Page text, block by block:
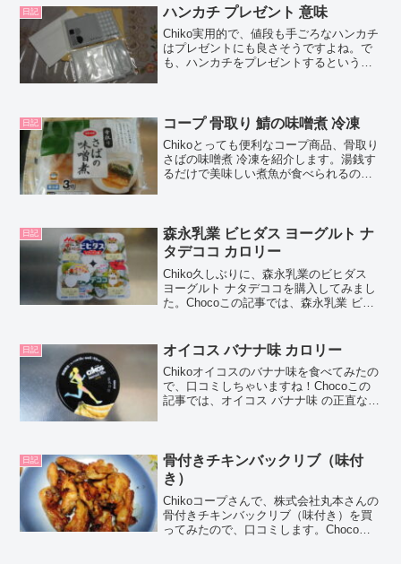
日記 ハンカチ プレゼント 意味
Chiko実用的で、値段も手ごろなハンカチ
はプレゼントにも良さそうですよね。で
も、ハンカチをプレゼントするというこ
商品について紹介...
日記 コープ 骨取り 鯖の味噌煮 冷凍
Chikoとっても便利なコープ商品、骨取り
さばの味噌煮 冷凍を紹介します。湯銭す
るだけで美味しい煮魚が食べられるの
口コミやカ...
日記
森永乳業 ビヒダス ヨーグルト ナ
タデココ カロリー
Chiko久しぶりに、森永乳業のビヒダス
ヨーグルト ナタデココを購入してみまし
た。Chocoこの記事では、森永乳業 ビヒ
紹介するよ！お買い得アイテムが大集
合！買う...
日記 オイコス バナナ味 カロリー
Chikoオイコスのバナナ味を食べてみたの
で、口コミしちゃいますね！Chocoこの
記事では、オイコス バナナ味 の正直な口
バナナ味...
日記
骨付きチキンバックリブ（味付
き）
Chikoコープさんで、株式会社丸本さんの
骨付きチキンバックリブ（味付き）を買
ってみたので、口コミします。Chocoこ